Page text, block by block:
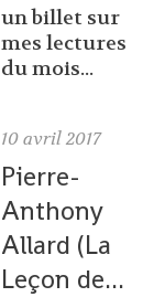
un billet sur
mes lectures
du mois...
10 avril 2017
Pierre-
Anthony
Allard (La
Leçon de...